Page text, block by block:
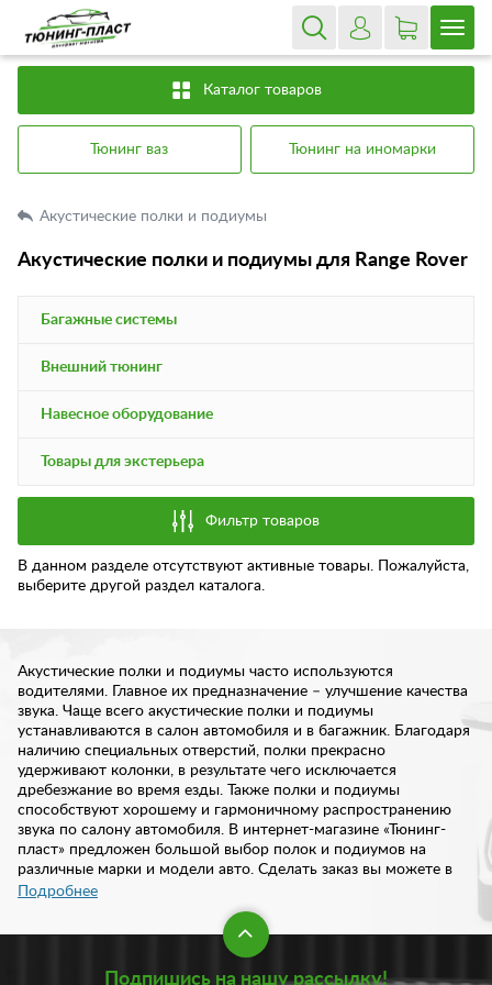
Каталог товаров
Тюнинг ваз Тюнинг на иномарки
Акустические полки и подиумы
Акустические полки и подиумы для Range Rover
Багажные системы
Внешний тюнинг
Навесное оборудование
Товары для экстерьера
Фильтр товаров
В данном разделе отсутствуют активные товары. Пожалуйста,
выберите другой раздел каталога.
Акустические полки и подиумы часто используются
водителями. Главное их предназначение – улучшение качества
звука. Чаще всего акустические полки и подиумы
устанавливаются в салон автомобиля и в багажник. Благодаря
наличию специальных отверстий, полки прекрасно
удерживают колонки, в результате чего исключается
дребезжание во время езды. Также полки и подиумы
способствуют хорошему и гармоничному распространению
звука по салону автомобиля. В интернет-магазине «Тюнинг-
пласт» предложен большой выбор полок и подиумов на
различные марки и модели авто. Сделать заказ вы можете в
любое удобное для вас время.
Как подобрать акустическую полку
Перед тем как совершить покупку, следует четко разграничить
Подробнее
Подпишись на нашу рассылку!